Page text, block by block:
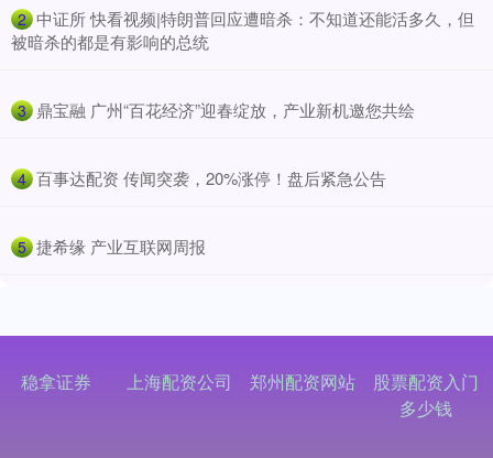
2 ​中证所 快看视频|特朗普回应遭暗杀：不知道还能活多久，但
被暗杀的都是有影响的总统
3 ​鼎宝融 广州“百花经济”迎春绽放，产业新机邀您共绘
4 ​百事达配资 传闻突袭，20%涨停！盘后紧急公告
5 ​捷希缘 产业互联网周报
稳拿证券 上海配资公司 郑州配资网站
股票配资入门
多少钱